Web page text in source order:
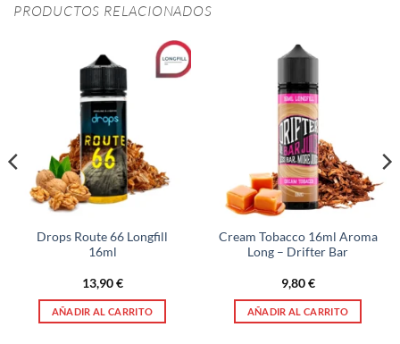
PRODUCTOS RELACIONADOS
Drops Route 66 Longfill
16ml
13,90€
AÑADIR AL CARRITO
Cream Tobacco 16ml Aroma
Long – Drifter Bar
9,80€
AÑADIR AL CARRITO